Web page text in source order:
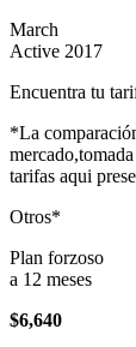
March
Active 2017
Encuentra tu
*La
tarifas aqui
Otros*
Plan forzoso
a 12 meses
$6,640